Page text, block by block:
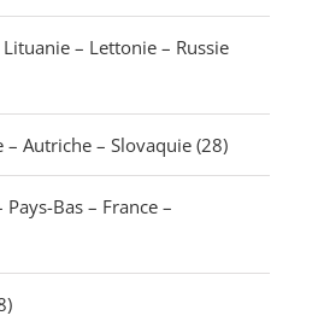
– Lettonie – Russie
Autriche – Slovaquie (28)
Bas – France –